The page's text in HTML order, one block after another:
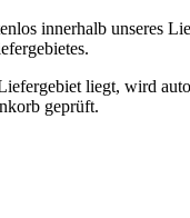
geprüft.